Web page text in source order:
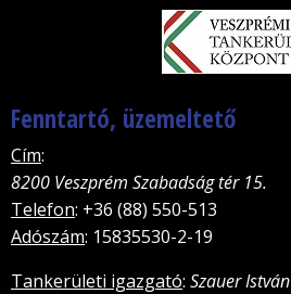
Fenntartó, üzemeltető
Cím:
8200 Veszprém Szabadság tér 15.
Telefon: +36 (88) 550-513
Adószám: 15835530-2-19
Tankerületi igazgató: Szauer István